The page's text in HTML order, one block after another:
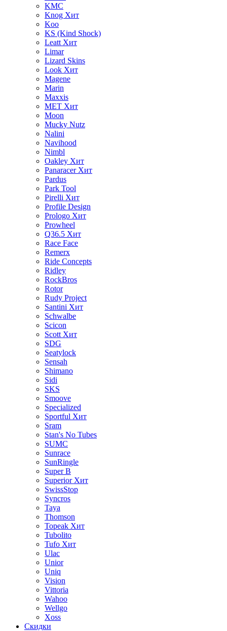
KMC
Knog Хит
Koo
KS (Kind Shock)
Leatt Хит
Limar
Lizard Skins
Look Хит
Magene
Marin
Maxxis
MET Хит
Moon
Mucky Nutz
Nalini
Navihood
Nimbl
Oakley Хит
Panaracer Хит
Pardus
Park Tool
Pirelli Хит
Profile Design
Prologo Хит
Prowheel
Q36.5 Хит
Race Face
Remerx
Ride Concepts
Ridley
RockBros
Rotor
Rudy Project
Santini Хит
Schwalbe
Scicon
Scott Хит
SDG
Seatylock
Sensah
Shimano
Sidi
SKS
Smoove
Specialized
Sportful Хит
Sram
Stan's No Tubes
SUMC
Sunrace
SunRingle
Super B
Superior Хит
SwissStop
Syncros
Taya
Thomson
Topeak Хит
Tubolito
Tufo Хит
Ulac
Unior
Uniq
Vision
Vittoria
Wahoo
Wellgo
Xoss
Скидки